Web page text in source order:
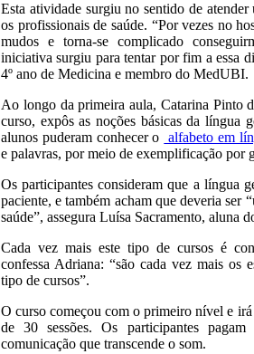
Esta atividade surgiu no sentido de
os profissionais de saúde. “Por vezes no
mudos e torna-se complicado
iniciativa surgiu para tentar por fim a essa
4º ano de Medicina e membro do MedUBI.
Ao longo da primeira aula, Catarina Pinto
curso, expôs as noções básicas da língua
alunos puderam conhecer o alfabeto em
e palavras, por meio de exemplificação por
Os participantes consideram que a língua
paciente, e também acham que deveria ser
saúde”, assegura Luísa Sacramento, aluna
Cada vez mais este tipo de cursos é
confessa Adriana: “são cada vez mais os
tipo de cursos”.
O curso começou com o primeiro nível e
de 30 sessões. Os participantes
comunicação que transcende o som.